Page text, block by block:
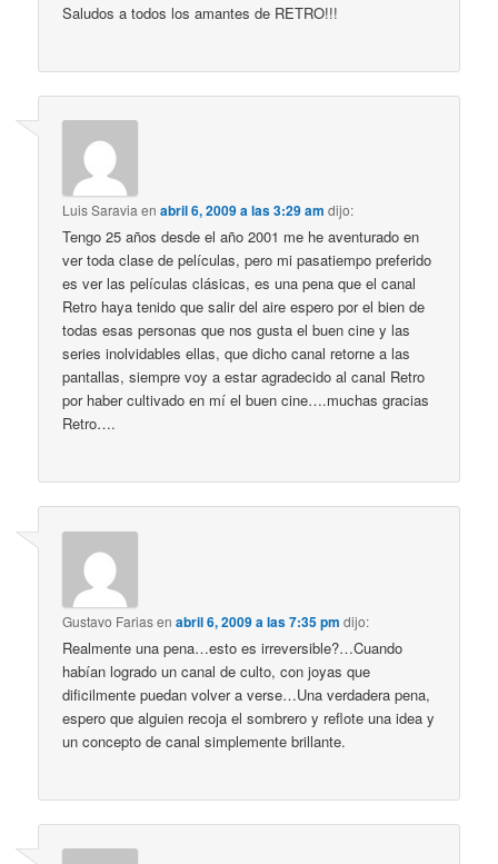
Saludos a todos los amantes de RETRO!!!
Luis Saravia enabril 6, 2009 a las 3:29 am dijo:
Tengo 25 años desde el año 2001 me he aventurado en
ver toda clase de películas, pero mi pasatiempo preferido
es ver las películas clásicas, es una pena que el canal
Retro haya tenido que salir del aire espero por el bien de
todas esas personas que nos gusta el buen cine y las
series inolvidables ellas, que dicho canal retorne a las
pantallas, siempre voy a estar agradecido al canal Retro
por haber cultivado en mí el buen cine….muchas gracias
Retro….
Gustavo Fariasenabril 6, 2009 a las 7:35 pm dijo:
Realmente una pena…esto es irreversible?…Cuando
habían logrado un canal de culto, con joyas que
dificilmente puedan volver a verse…Una verdadera pena,
espero que alguien recoja el sombrero y reflote una idea y
un concepto de canal simplemente brillante.